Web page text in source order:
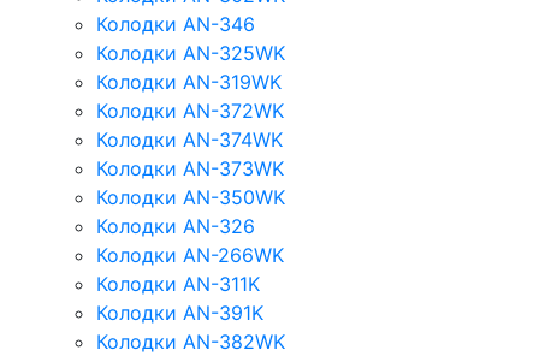
Колодки AN-346
Колодки AN-325WK
Колодки AN-319WK
Колодки AN-372WK
Колодки AN-374WK
Колодки AN-373WK
Колодки AN-350WK
Колодки AN-326
Колодки AN-266WK
Колодки AN-311K
Колодки AN-391K
Колодки AN-382WK